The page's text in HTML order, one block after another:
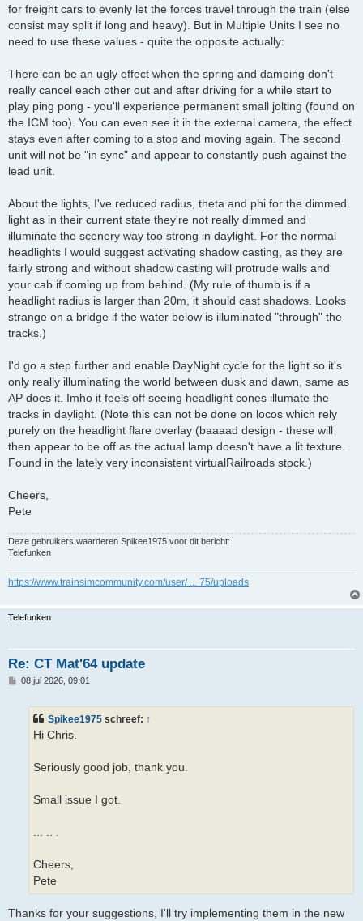
for freight cars to evenly let the forces travel through the train (else
consist may split if long and heavy). But in Multiple Units I see no
need to use these values - quite the opposite actually:
There can be an ugly effect when the spring and damping don't
really cancel each other out and after driving for a while start to
play ping pong - you'll experience permanent small jolting (found on
the ICM too). You can even see it in the external camera, the effect
stays even after coming to a stop and moving again. The second
unit will not be "in sync" and appear to constantly push against the
lead unit.
About the lights, I've reduced radius, theta and phi for the dimmed
light as in their current state they're not really dimmed and
illuminate the scenery way too strong in daylight. For the normal
headlights I would suggest activating shadow casting, as they are
fairly strong and without shadow casting will protrude walls and
your cab if coming up from behind. (My rule of thumb is if a
headlight radius is larger than 20m, it should cast shadows. Looks
strange on a bridge if the water below is illuminated "through" the
tracks.)
I'd go a step further and enable DayNight cycle for the light so it's
only really illuminating the world between dusk and dawn, same as
AP does it. Imho it feels off seeing headlight cones illumate the
tracks in daylight. (Note this can not be done on locos which rely
purely on the headlight flare overlay (baaaad design - these will
then appear to be off as the actual lamp doesn't have a lit texture.
Found in the lately very inconsistent virtualRailroads stock.)
Cheers,
Pete
Deze gebruikers waarderen Spikee1975 voor dit bericht:
Telefunken
https://www.trainsimcommunity.com/user/ ... 75/uploads
Telefunken
Re: CT Mat'64 update
B08 jul 2026, 09:01
Spikee1975 schreef: ↑
Hi Chris.
Seriously good job, thank you.
Small issue I got.
Cheers,
Pete
Thanks for your suggestions, I'll try implementing them in the new